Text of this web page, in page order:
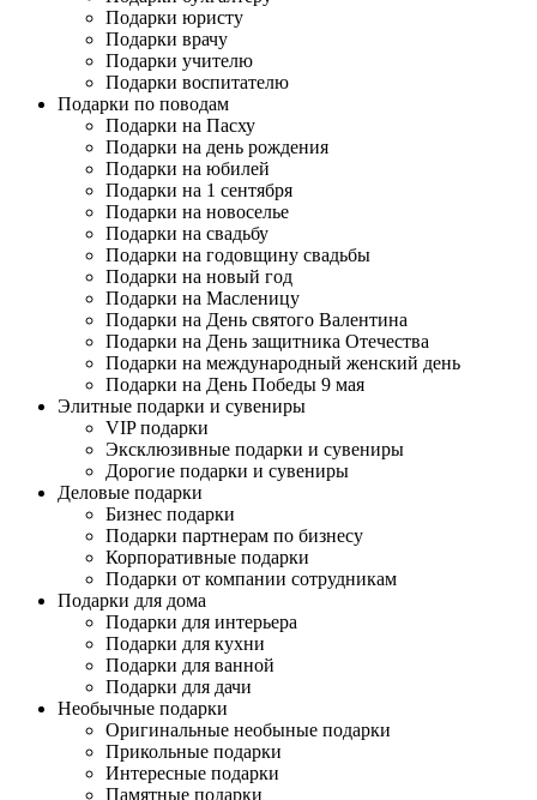
Подарки юристу
Подарки врачу
Подарки учителю
Подарки воспитателю
Подарки по поводам
Подарки на Пасху
Подарки на день рождения
Подарки на юбилей
Подарки на 1 сентября
Подарки на новоселье
Подарки на свадьбу
Подарки на годовщину свадьбы
Подарки на новый год
Подарки на Масленицу
Подарки на День святого Валентина
Подарки на День защитника Отечества
Подарки на международный женский день
Подарки на День Победы 9 мая
Элитные подарки и сувениры
VIP подарки
Эксклюзивные подарки и сувениры
Дорогие подарки и сувениры
Деловые подарки
Бизнес подарки
Подарки партнерам по бизнесу
Корпоративные подарки
Подарки от компании сотрудникам
Подарки для дома
Подарки для интерьера
Подарки для кухни
Подарки для ванной
Подарки для дачи
Необычные подарки
Оригинальные необыные подарки
Прикольные подарки
Интересные подарки
Памятные подарки